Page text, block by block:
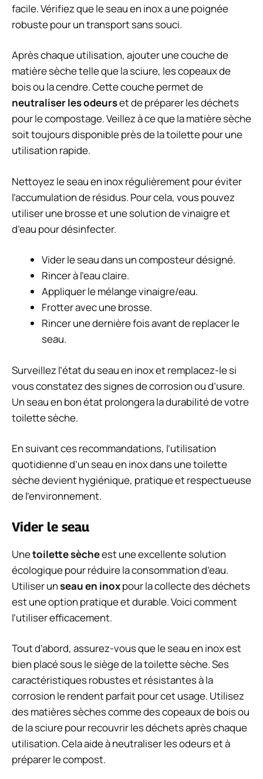
facile. Vérifiez que le seau en inox a une poignée
robuste pour un transport sans souci.
Après chaque utilisation, ajouter une couche de
matière sèche telle que la sciure, les copeaux de
bois ou la cendre. Cette couche permet de
neutraliser les odeurset de préparer les déchets
pour le compostage. Veillez à ce que la matière sèche
soit toujours disponible près de la toilette pour une
utilisation rapide.
Nettoyez le seau en inox régulièrement pour éviter
l’accumulation de résidus. Pour cela, vous pouvez
utiliser une brosse et une solution de vinaigre et
d’eau pour désinfecter.
Vider le seau dans un composteur désigné.
Rincer à l’eau claire.
Appliquer le mélange vinaigre/eau.
Frotter avec une brosse.
Rincer une dernière fois avant de replacer le
seau.
Surveillez l’état du seau en inox et remplacez-le si
vous constatez des signes de corrosion ou d’usure.
Un seau en bon état prolongera la durabilité de votre
toilette sèche.
En suivant ces recommandations, l’utilisation
quotidienne d’un seau en inox dans une toilette
sèche devient hygiénique, pratique et respectueuse
de l’environnement.
Vider le seau
Unetoilette sècheest une excellente solution
écologique pour réduire la consommation d’eau.
Utiliser unseau en inoxpour la collecte des déchets
est une option pratique et durable. Voici comment
l’utiliser efficacement.
Tout d’abord, assurez-vous que le seau en inox est
bien placé sous le siège de la toilette sèche. Ses
caractéristiques robustes et résistantes à la
corrosion le rendent parfait pour cet usage. Utilisez
des matières sèches comme des copeaux de bois ou
de la sciure pour recouvrir les déchets après chaque
utilisation. Cela aide à neutraliser les odeurs et à
préparer le compost.